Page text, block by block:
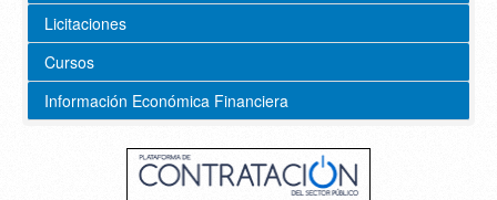
Licitaciones
Cursos
Información Económica Financiera